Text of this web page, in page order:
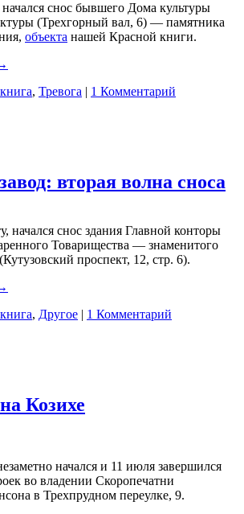
снос бывшего Дома культуры
(Трехгорный вал, 6) — памятника
объекта нашей Красной книги.
, Тревога | 1 Комментарий
вторая волна сноса
начался снос здания Главной конторы
Товарищества — знаменитого
проспект, 12, стр. 6).
, Другое | 1 Комментарий
Козихе
начался и 11 июля завершился
во владении Скоропечатни
в Трехпрудном переулке, 9.